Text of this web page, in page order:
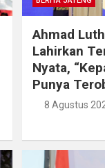
Ahmad
Lahirkan
Nyata,
Punya
8 Agustus